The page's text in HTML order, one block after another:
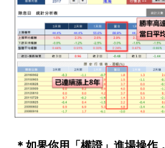
＊如果你用「權證」進場操作，